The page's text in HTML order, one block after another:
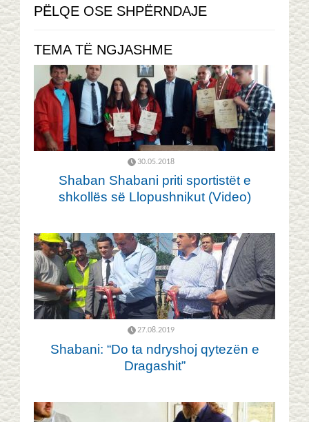
PËLQE OSE SHPËRNDAJE
TEMA TË NGJASHME
30.05.2018
Shaban Shabani priti sportistët e
shkollës së Llopushnikut (Video)
27.08.2019
Shabani: “Do ta ndryshoj qytezën e
Dragashit”